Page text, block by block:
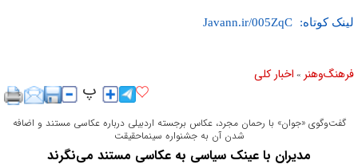
لینک کوتاه:
فرهنگ‌و‌هنر » اخبار كلی
گفت‌وگوی «جوان» با رحمان مجرد، عکاس برجسته اردبیلی درباره عکاسی مستند و اضافه
شدن آن به جشنواره سینماحقیقت
مدیران با عینک سیاسی به عکاسی مستند می‌نگرند